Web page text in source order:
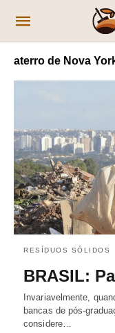
aterro de Nova
RESÍDUOS SÓLIDOS
BRASIL:
Invariavelmente,
bancas de pós-
considere…